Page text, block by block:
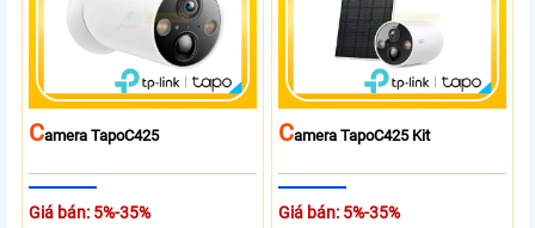
CAmera TapoC425
Giá bán: 5%-35%
CAmera TapoC425 Kit
Giá bán: 5%-35%